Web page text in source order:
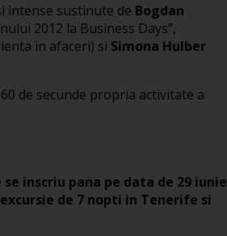
intense sustinute de Bogdan
2012 la Business Days”,
in afaceri) si Simona Hulber
de secunde propria activitate a
inscriu pana pe data de 29 iunie
de 7 nopti in Tenerife si